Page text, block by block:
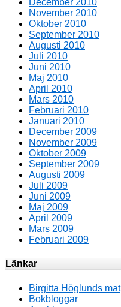
December 2010
November 2010
Oktober 2010
September 2010
Augusti 2010
Juli 2010
Juni 2010
Maj 2010
April 2010
Mars 2010
Februari 2010
Januari 2010
December 2009
November 2009
Oktober 2009
September 2009
Augusti 2009
Juli 2009
Juni 2009
Maj 2009
April 2009
Mars 2009
Februari 2009
Länkar
Birgitta Höglunds mat
Bokbloggar